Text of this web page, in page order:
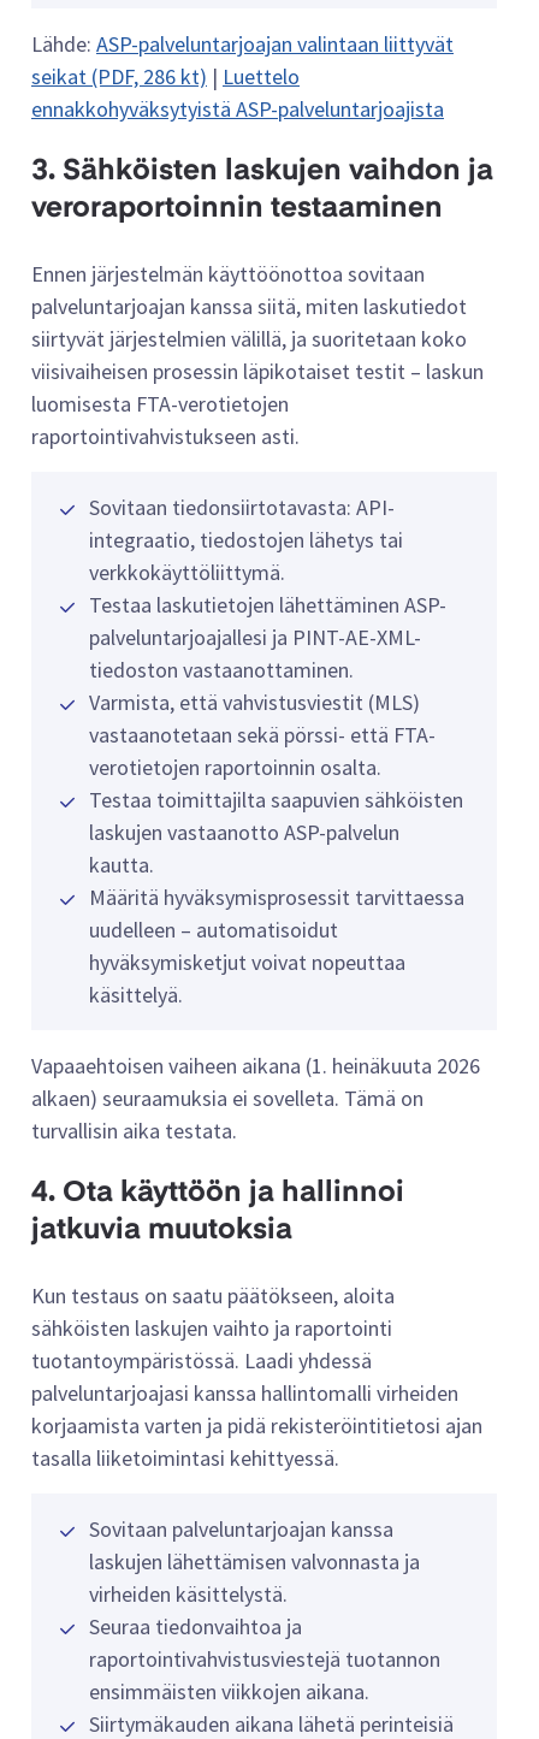
Lähde: ASP-palveluntarjoajan valintaan liittyvät
seikat (PDF, 286 kt) | Luettelo
ennakkohyväksytyistä ASP-palveluntarjoajista
3. Sähköisten laskujen vaihdon ja
veroraportoinnin testaaminen
Ennen järjestelmän käyttöönottoa sovitaan
palveluntarjoajan kanssa siitä, miten laskutiedot
siirtyvät järjestelmien välillä, ja suoritetaan koko
viisivaiheisen prosessin läpikotaiset testit – laskun
luomisesta FTA-verotietojen
raportointivahvistukseen asti.
Sovitaan tiedonsiirtotavasta: API-
integraatio, tiedostojen lähetys tai
verkkokäyttöliittymä.
Testaa laskutietojen lähettäminen ASP-
palveluntarjoajallesi ja PINT-AE-XML-
tiedoston vastaanottaminen.
Varmista, että vahvistusviestit (MLS)
vastaanotetaan sekä pörssi- että FTA-
verotietojen raportoinnin osalta.
Testaa toimittajilta saapuvien sähköisten
laskujen vastaanotto ASP-palvelun
kautta.
Määritä hyväksymisprosessit tarvittaessa
uudelleen – automatisoidut
hyväksymisketjut voivat nopeuttaa
käsittelyä.
Vapaaehtoisen vaiheen aikana (1. heinäkuuta 2026
alkaen) seuraamuksia ei sovelleta. Tämä on
turvallisin aika testata.
4. Ota käyttöön ja hallinnoi
jatkuvia muutoksia
Kun testaus on saatu päätökseen, aloita
sähköisten laskujen vaihto ja raportointi
tuotantoympäristössä. Laadi yhdessä
palveluntarjoajasi kanssa hallintomalli virheiden
korjaamista varten ja pidä rekisteröintitietosi ajan
tasalla liiketoimintasi kehittyessä.
Sovitaan palveluntarjoajan kanssa
laskujen lähettämisen valvonnasta ja
virheiden käsittelystä.
Seuraa tiedonvaihtoa ja
raportointivahvistusviestejä tuotannon
ensimmäisten viikkojen aikana.
Siirtymäkauden aikana lähetä perinteisiä